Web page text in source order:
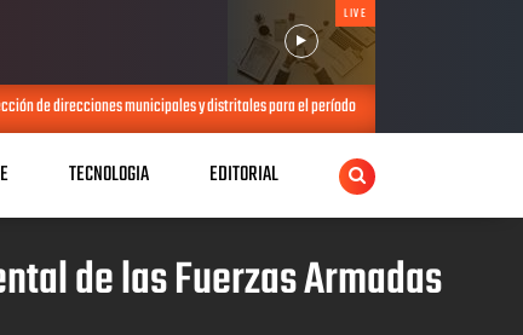
LIVE
de direcciones municipales y distritales para el período 2026-2028
TECNOLOGIA EDITORIAL
de las Fuerzas Armadas